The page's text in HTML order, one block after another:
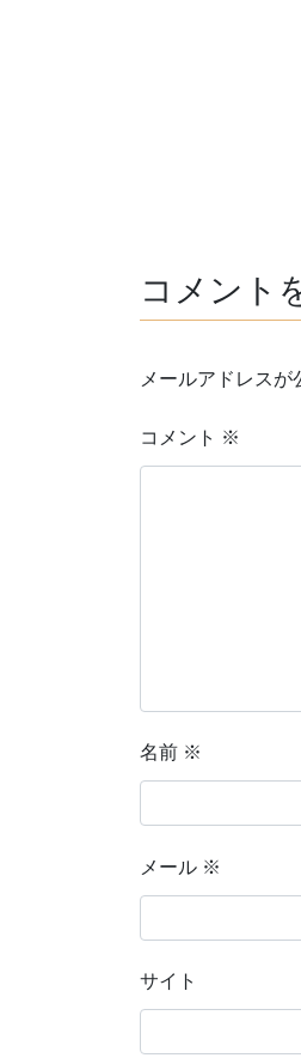
コメント
メールアドレスが
コメント ※
名前 ※
メール ※
サイト